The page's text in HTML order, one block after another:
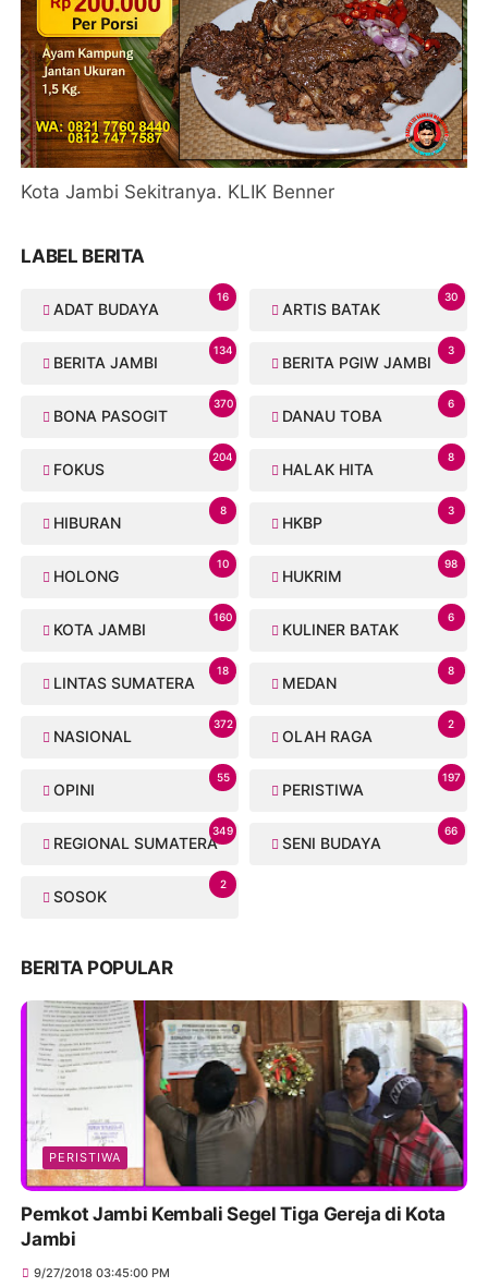
Kota Jambi Sekitranya. KLIK Benner
LABEL BERITA
ADAT BUDAYA
16
ARTIS BATAK
30
BERITA JAMBI
134
BERITA PGIW JAMBI
3
BONA PASOGIT
370
DANAU TOBA
6
FOKUS
204
HALAK HITA
8
HIBURAN
8
HKBP
3
HOLONG
10
HUKRIM
98
KOTA JAMBI
160
KULINER BATAK
6
LINTAS SUMATERA
18
MEDAN
8
NASIONAL
372
OLAH RAGA
2
OPINI
55
PERISTIWA
197
REGIONAL SUMATERA
349
SENI BUDAYA
66
SOSOK
2
BERITA POPULAR
PERISTIWA
Pemkot Jambi Kembali Segel Tiga Gereja di Kota
Jambi
9/27/2018 03:45:00 PM